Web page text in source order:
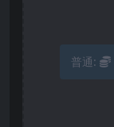
普通: